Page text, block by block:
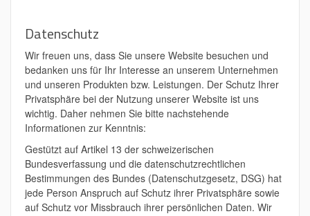
Datenschutz
Wir freuen uns, dass Sie unsere Website besuchen und
bedanken uns für Ihr Interesse an unserem Unternehmen
und unseren Produkten bzw. Leistungen. Der Schutz Ihrer
Privatsphäre bei der Nutzung unserer Website ist uns
wichtig. Daher nehmen Sie bitte nachstehende
Informationen zur Kenntnis:
Gestützt auf Artikel 13 der schweizerischen
Bundesverfassung und die datenschutzrechtlichen
Bestimmungen des Bundes (Datenschutzgesetz, DSG) hat
jede Person Anspruch auf Schutz ihrer Privatsphäre sowie
auf Schutz vor Missbrauch ihrer persönlichen Daten. Wir